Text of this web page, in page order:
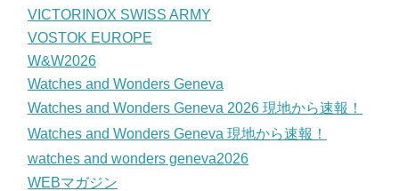
VICTORINOX SWISS ARMY
VOSTOK EUROPE
W&W2026
Watches and Wonders Geneva
Watches and Wonders Geneva 2026 現地から速報！
Watches and Wonders Geneva 現地から速報！
watches and wonders geneva2026
WEBマガジン